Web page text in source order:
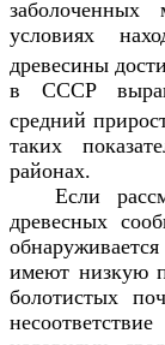
условиях
древесины
в СССР
средний
таких
районах.
Если
древесных
имеют низкую
болотистых